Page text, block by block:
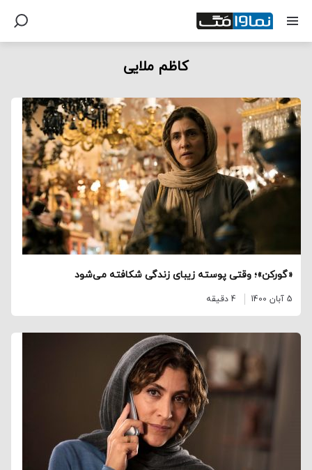
کاظم ملایی
«گورکن»؛ وقتی پوسته زیبای زندگی شکافته می‌شود
5 آبان 1400 4 دقیقه